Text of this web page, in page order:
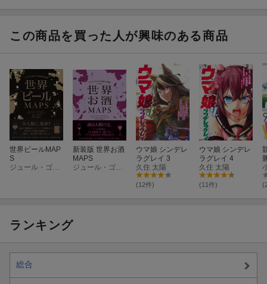
この商品を買った人が興味のある商品
世界ビールMAP
S
ジュール・ゴベール＝テュルパン
新装版 世界お酒
MAPS
ジュール・ゴベール＝テュルパン
ウマ娘 シンデレ
ラグレイ 3
久住 太陽
(12件)
ウマ娘 シンデレ
ラグレイ 4
久住 太陽
(11件)
ランキング
総合